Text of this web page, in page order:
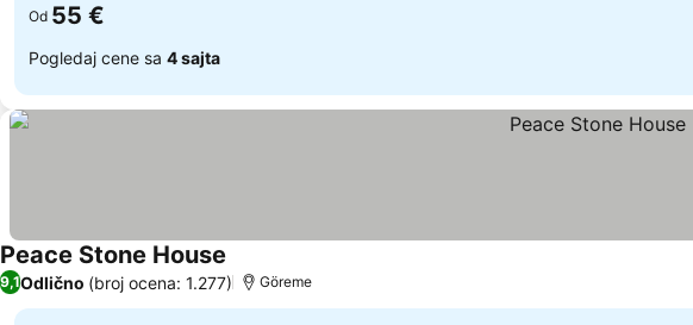
Od 55 €
Pogledaj cene sa 4 sajta
Peace Stone House
9,1Odlično (broj ocena: 1.277) Göreme